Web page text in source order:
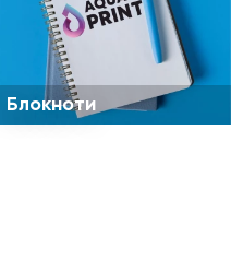
Блокноти